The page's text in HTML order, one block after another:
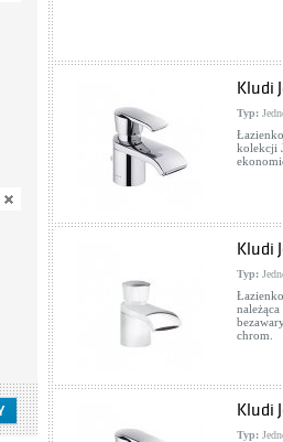
Kludi
Typ:
kolekcji
Kludi
Typ:
chrom.
Kludi
Typ: